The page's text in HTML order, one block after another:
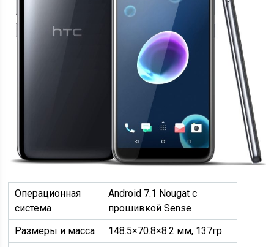
Операционная
система
Android 7.1 Nougat с
прошивкой Sense
Размеры и масса
148.5×70.8×8.2 мм, 137гр.